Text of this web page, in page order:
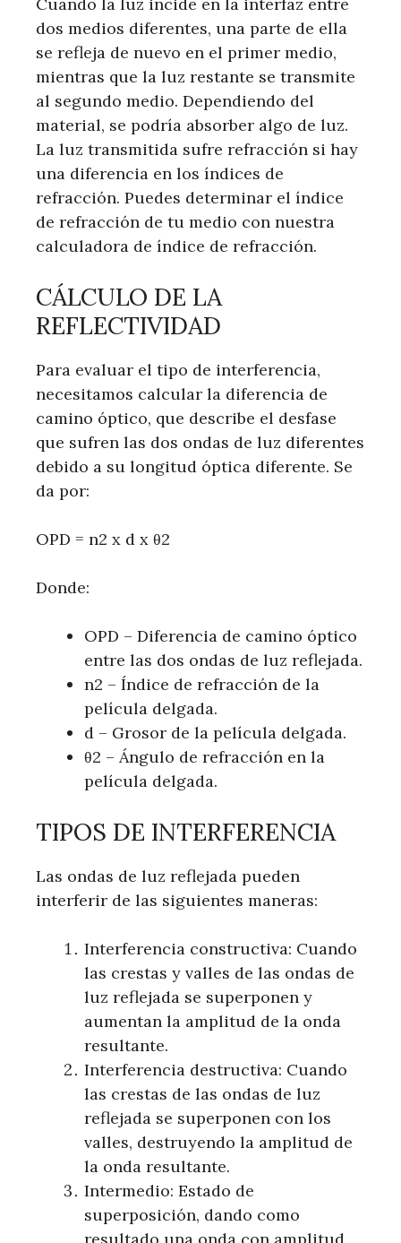
dos medios diferentes, una parte de ella
se refleja de nuevo en el primer medio,
mientras que la luz restante se transmite
al segundo medio. Dependiendo del
material, se podría absorber algo de luz.
La luz transmitida sufre refracción si hay
una diferencia en los índices de
refracción. Puedes determinar el índice
de refracción de tu medio con nuestra
calculadora de índice de refracción.
CÁLCULO DE LA
REFLECTIVIDAD
Para evaluar el tipo de interferencia,
necesitamos calcular la diferencia de
camino óptico, que describe el desfase
que sufren las dos ondas de luz diferentes
debido a su longitud óptica diferente. Se
da por:
OPD = n2 x d x θ2
Donde:
OPD – Diferencia de camino óptico
entre las dos ondas de luz reflejada.
n2 – Índice de refracción de la
película delgada.
d – Grosor de la película delgada.
θ2 – Ángulo de refracción en la
película delgada.
TIPOS DE INTERFERENCIA
Las ondas de luz reflejada pueden
interferir de las siguientes maneras:
Interferencia constructiva: Cuando
las crestas y valles de las ondas de
luz reflejada se superponen y
aumentan la amplitud de la onda
resultante.
Interferencia destructiva: Cuando
las crestas de las ondas de luz
reflejada se superponen con los
valles, destruyendo la amplitud de
la onda resultante.
Intermedio: Estado de
superposición, dando como
resultado una onda con amplitud